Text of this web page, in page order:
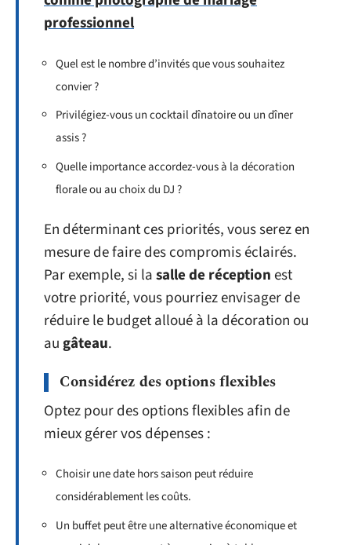
professionnel
Quel est le nombre d’invités que vous souhaitez
convier ?
Privilégiez-vous un cocktail dînatoire ou un dîner
assis ?
Quelle importance accordez-vous à la décoration
florale ou au choix du DJ ?
En déterminant ces priorités, vous serez en
mesure de faire des compromis éclairés.
Par exemple, si lasalle de réceptionest
votre priorité, vous pourriez envisager de
réduire le budget alloué à la décoration ou
augâteau.
Considérez des options flexibles
Optez pour des options flexibles afin de
mieux gérer vos dépenses :
Choisir une date hors saison peut réduire
considérablement les coûts.
Un buffet peut être une alternative économique et